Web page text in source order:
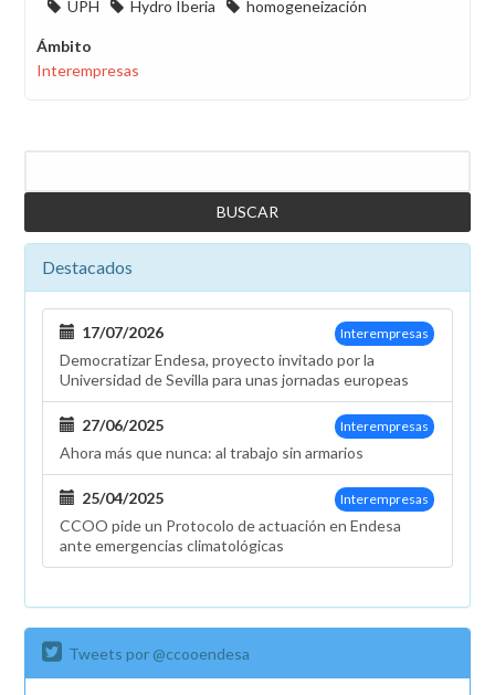
UPH
Hydro Iberia homogeneización
Ámbito
Interempresas
Destacados
Interempresas
17/07/2026
Democratizar Endesa, proyecto invitado por la
Universidad de Sevilla para unas jornadas europeas
Interempresas
27/06/2025
Ahora más que nunca: al trabajo sin armarios
Interempresas
25/04/2025
CCOO pide un Protocolo de actuación en Endesa
ante emergencias climatológicas
Tweets por @ccooendesa